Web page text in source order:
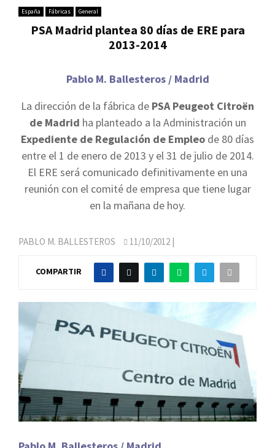
España Fábricas General
PSA Madrid plantea 80 días de ERE para
2013-2014
Pablo M. Ballesteros / Madrid
La dirección de la fábrica de PSA Peugeot Citroën
de Madrid ha planteado a la Administración un
Expediente de Regulación de Empleo de 80 días
entre el 1 de enero de 2013 y el 31 de julio de 2014.
El ERE será comunicado definitivamente en una
reunión con el comité de empresa que tiene lugar
en la mañana de hoy.
PABLO M. BALLESTEROS 11/10/2012 |
COMPARTIR